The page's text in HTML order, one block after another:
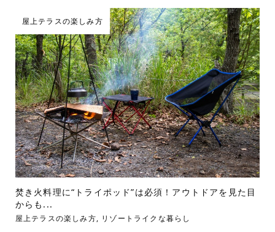
屋上テラスの楽しみ方
焚き火料理に“トライポッド”は必須！アウトドアを見た目
からも...
屋上テラスの楽しみ方, リゾートライクな暮らし